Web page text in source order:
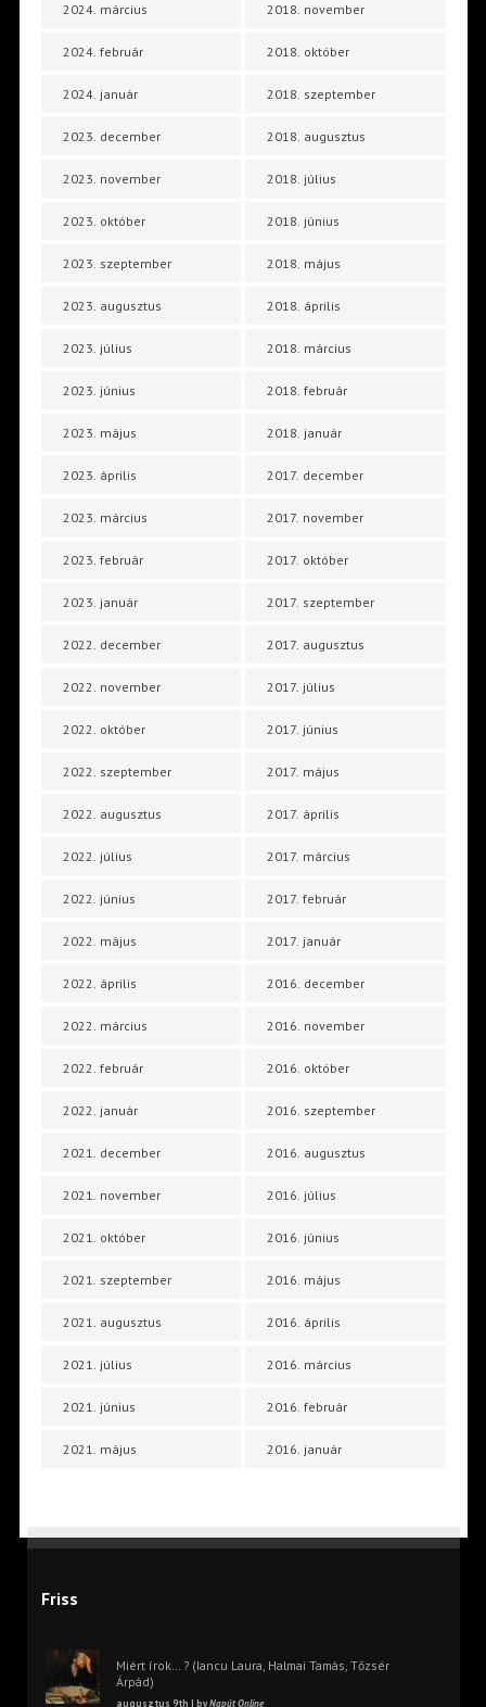
2024. március
2024. február
2024. január
2023. december
2023. november
2023. október
2023. szeptember
2023. augusztus
2023. július
2023. június
2023. május
2023. április
2023. március
2023. február
2023. január
2022. december
2022. november
2022. október
2022. szeptember
2022. augusztus
2022. július
2022. június
2022. május
2022. április
2022. március
2022. február
2022. január
2021. december
2021. november
2021. október
2021. szeptember
2021. augusztus
2021. július
2021. június
2021. május
2018. november
2018. október
2018. szeptember
2018. augusztus
2018. július
2018. június
2018. május
2018. április
2018. március
2018. február
2018. január
2017. december
2017. november
2017. október
2017. szeptember
2017. augusztus
2017. július
2017. június
2017. május
2017. április
2017. március
2017. február
2017. január
2016. december
2016. november
2016. október
2016. szeptember
2016. augusztus
2016. július
2016. június
2016. május
2016. április
2016. március
2016. február
2016. január
Friss
Miért írok… ? (Iancu Laura, Halmai Tamás, Tőzsér
Árpád)
augusztus 9th | byNapút Online